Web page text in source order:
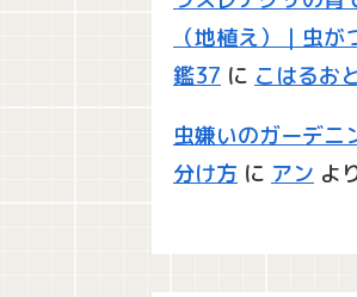
（地植え）｜虫
鑑37 に こはるお
虫嫌いのガーデニ
分け方 に アン よ